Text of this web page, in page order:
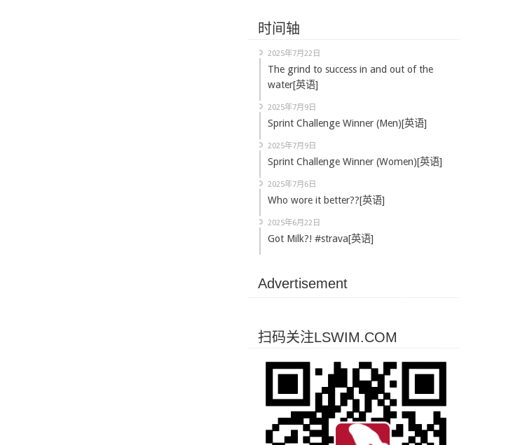
时间轴
2025年7月22日
The grind to success in and out of the
water[英语]
2025年7月9日
Sprint Challenge Winner (Men)[英语]
2025年7月9日
Sprint Challenge Winner (Women)[英语]
2025年7月6日
Who wore it better??[英语]
2025年6月22日
Got Milk?! #strava[英语]
Advertisement
扫码关注LSWIM.COM